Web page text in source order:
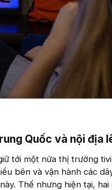
Quốc và nội địa
tới một nửa thị trường
bên và vận hành các
Thế nhưng hiện tại, hai